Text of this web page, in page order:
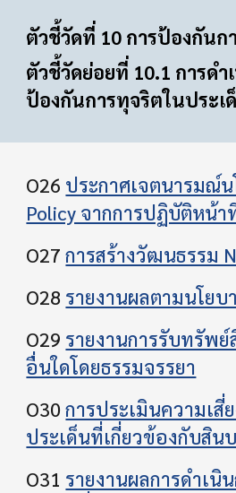
ตัวชี้วัดที่ 10 การป้องกันก
ตัวชี้วัดย่อยที่ 10.1 การดำ
ป้องกันการทุจริตในประ
O26 ประกาศเจตนารมณ์
Policy จากการปฏิบัติหน้า
O27การสร้างวัฒนธรรม
O28 รายงานผลตามนโย
O29 รายงานการรับทรัพ
อื่นใดโดยธรรมจรรยา
O30การประเมินความเสี่
ประเด็นที่เกี่ยวข้องกับสิน
O31 รายงานผลการดําเนิ